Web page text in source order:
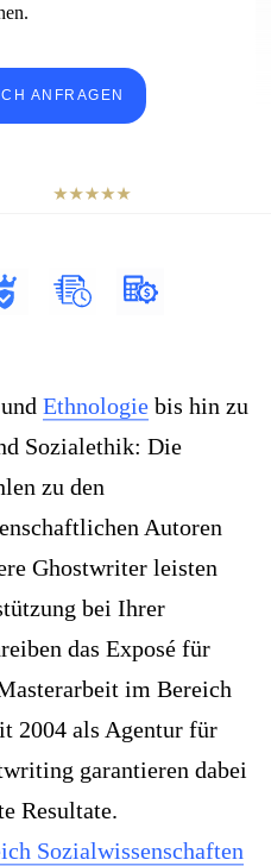
ANFRAGEN
und Ethnologie bis hin zu
Sozialethik: Die
zu den
Autoren
Ghostwriter leisten
bei Ihrer
das Exposé für
im Bereich
2004 als Agentur für
garantieren dabei
Resultate.
Sozialwissenschaften